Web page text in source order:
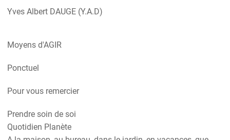
Yves Albert DAUGE (Y.A.D)
Moyens d'AGIR
Ponctuel
Pour vous remercier
Prendre soin de soi
Quotidien Planète